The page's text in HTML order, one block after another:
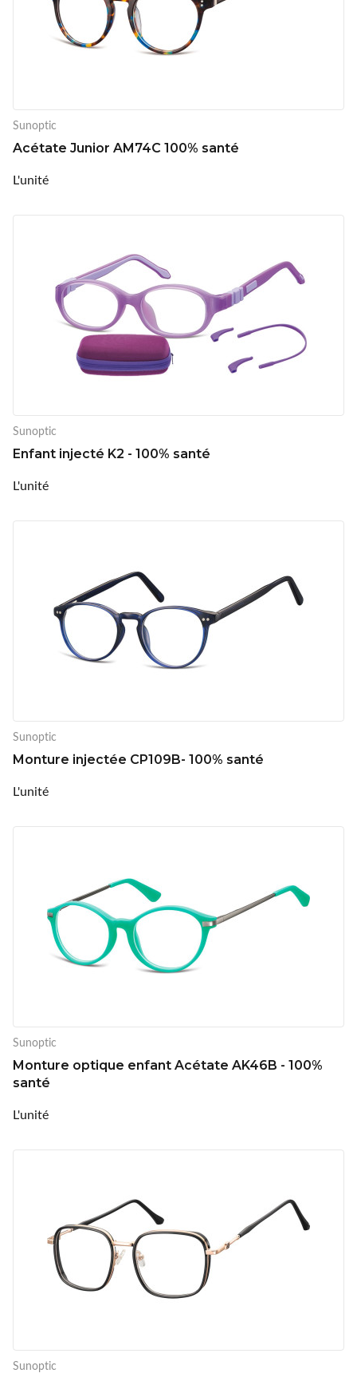
Sunoptic
Acétate Junior AM74C 100% santé
L'unité
Sunoptic
Enfant injecté K2 - 100% santé
L'unité
Sunoptic
Monture injectée CP109B- 100% santé
L'unité
Sunoptic
Monture optique enfant Acétate AK46B - 100%
santé
L'unité
Sunoptic